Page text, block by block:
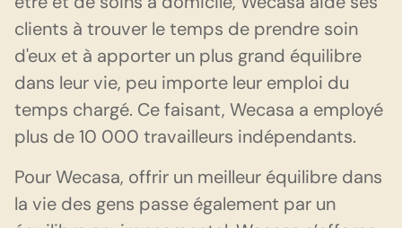
clients à trouver le temps de prendre soin
d'eux et à apporter un plus grand équilibre
dans leur vie, peu importe leur emploi du
temps chargé. Ce faisant, Wecasa a employé
plus de 10 000 travailleurs indépendants.
Pour Wecasa, offrir un meilleur équilibre dans
la vie des gens passe également par un